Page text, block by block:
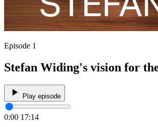
Episode 1
Stefan Widing's vision for
Play episode
0:00 17:14